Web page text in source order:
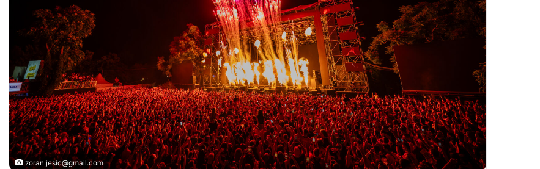
zoran.jesic@gmail.com